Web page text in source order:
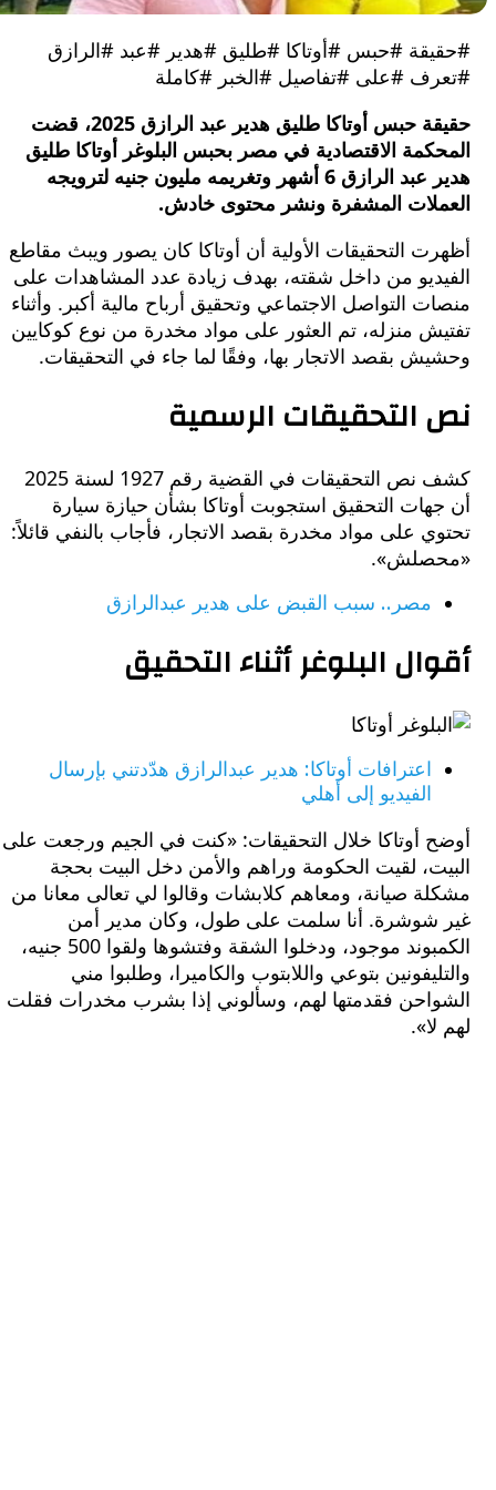
#حبس #أوتاكا #طليق #هدير #عبد #الرازق
#على #تفاصيل #الخبر #كاملة
حقيقة حبس أوتاكا طليق هدير عبد الرازق 2025، قضت
الاقتصادية في مصر بحبس البلوغر أوتاكا طليق
هدير عبد الرازق 6 أشهر وتغريمه مليون جنيه لترويجه
المشفرة ونشر محتوى خادش.
التحقيقات الأولية أن أوتاكا كان يصور ويبث مقاطع
من داخل شقته، بهدف زيادة عدد المشاهدات على
التواصل الاجتماعي وتحقيق أرباح مالية أكبر. وأثناء
منزله، تم العثور على مواد مخدرة من نوع كوكايين
بقصد الاتجار بها، وفقًا لما جاء في التحقيقات.
الرسمية
كشف نص التحقيقات في القضية رقم 1927 لسنة 2025
التحقيق استجوبت أوتاكا بشأن حيازة سيارة
على مواد مخدرة بقصد الاتجار، فأجاب بالنفي قائلاً:
مصر.. سبب القبض على هدير عبدالرازق
البلوغر أثناء التحقيق
اعترافات أوتاكا: هدير عبدالرازق هدّدتني بإرسال
الفيديو إلى أهلي
أوتاكا خلال التحقيقات: «كنت في الجيم ورجعت على
لقيت الحكومة وراهم والأمن دخل البيت بحجة
صيانة، ومعاهم كلابشات وقالوا لي تعالى معانا من
أنا سلمت على طول، وكان مدير أمن
الكمبوند موجود، ودخلوا الشقة وفتشوها ولقوا 500 جنيه،
بتوعي واللابتوب والكاميرا، وطلبوا مني
فقدمتها لهم، وسألوني إذا بشرب مخدرات فقلت